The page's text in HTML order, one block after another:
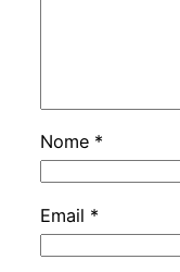
Nome *
Email *